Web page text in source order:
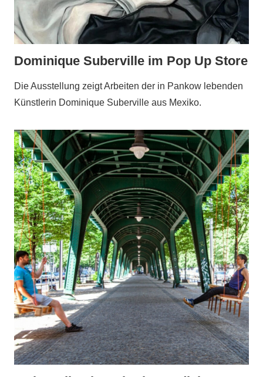
Dominique Suberville im Pop Up Store
Die Ausstellung zeigt Arbeiten der in Pankow lebenden
Künstlerin Dominique Suberville aus Mexiko.